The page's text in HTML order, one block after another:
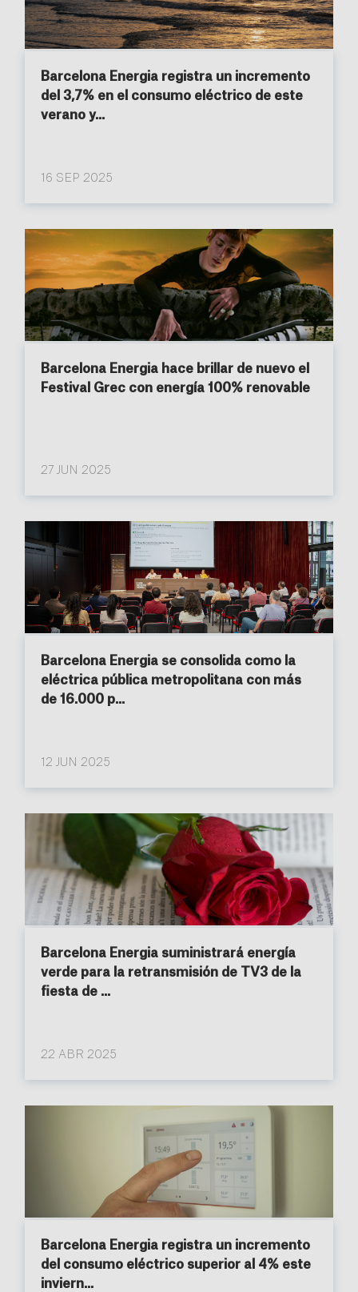
Barcelona Energia registra un incremento
del 3,7% en el consumo eléctrico de este
verano y...
16 SEP 2025
Barcelona Energia hace brillar de nuevo el
Festival Grec con energía 100% renovable
27 JUN 2025
Barcelona Energia se consolida como la
eléctrica pública metropolitana con más
de 16.000 p...
12 JUN 2025
Barcelona Energia suministrará energía
verde para la retransmisión de TV3 de la
fiesta de ...
22 ABR 2025
Barcelona Energia registra un incremento
del consumo eléctrico superior al 4% este
inviern...